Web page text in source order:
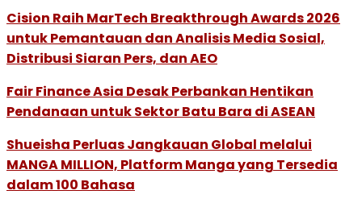
Cision Raih MarTech Breakthrough Awards 2026
untuk Pemantauan dan Analisis Media Sosial,
Distribusi Siaran Pers, dan AEO
Fair Finance Asia Desak Perbankan Hentikan
Pendanaan untuk Sektor Batu Bara di ASEAN
Shueisha Perluas Jangkauan Global melalui
MANGA MILLION, Platform Manga yang Tersedia
dalam 100 Bahasa